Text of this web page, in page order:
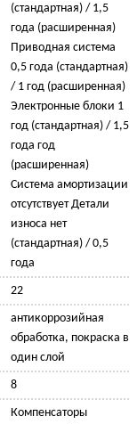
(стандартная) / 1,5
года (расширенная)
Приводная система
0,5 года (стандартная)
/ 1 год (расширенная)
Электронные блоки 1
год (стандартная) / 1,5
года год
(расширенная)
Система амортизации
отсутствует Детали
износа нет
(стандартная) / 0,5
года
22
антикоррозийная
обработка, покраска в
один слой
8
Компенсаторы